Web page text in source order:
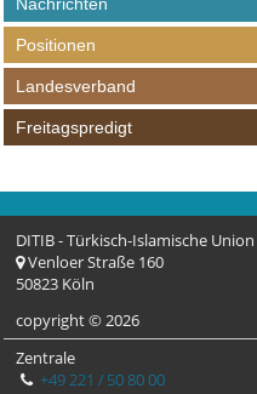
Nachrichten
Positionen
Landesverband
Freitagspredigt
DITIB - Türkisch-Islamische
Venloer Straße 160
50823 Köln
copyright © 2026
Zentrale
+49 221 / 50 80 00